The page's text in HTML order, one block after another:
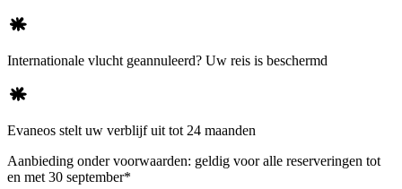
Internationale vlucht geannuleerd? Uw reis is beschermd
Evaneos stelt uw verblijf uit tot 24 maanden
Aanbieding onder voorwaarden: geldig voor alle reserveringen tot
en met 30 september*